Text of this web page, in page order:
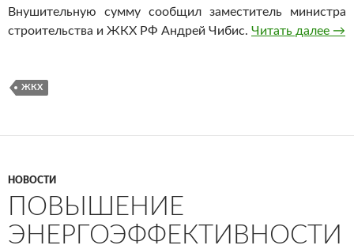
Внушительную сумму сообщил заместитель министра
строительства и ЖКХ РФ Андрей Чибис. Читать далее →
ЖКХ
НОВОСТИ
ПОВЫШЕНИЕ
ЭНЕРГОЭФФЕКТИВНОСТИ